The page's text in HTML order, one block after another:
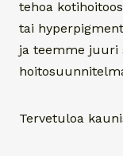
tehoa
tai
ja teemme juuri
Tervetuloa